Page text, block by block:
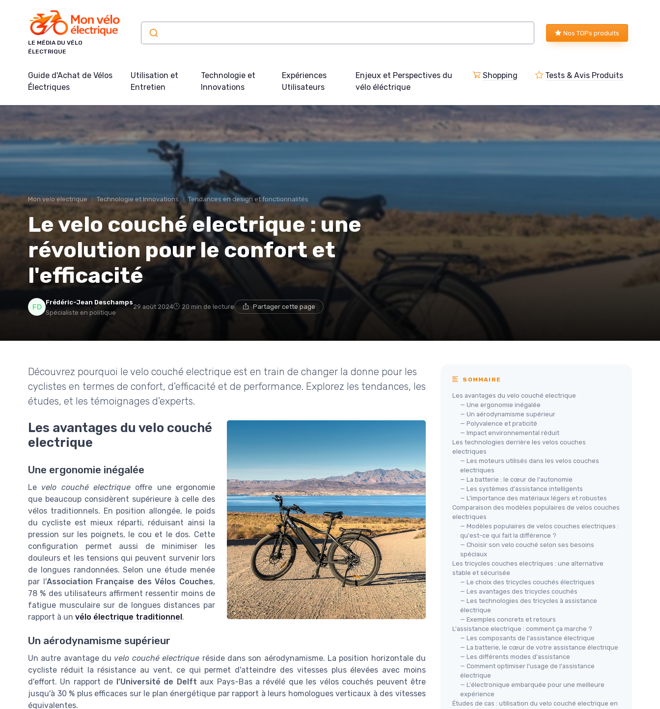
LE MÉDIA DU VÉLO
ÉLECTRIQUE
Nos TOPs produits
Guide d'Achat de Vélos
Électriques
Utilisation et
Entretien
Technologie et
Innovations
Expériences
Utilisateurs
Enjeux et Perspectives du
vélo éléctrique
Shopping Tests & Avis Produits
Mon velo electrique Technologie et Innovations Tendances en design et fonctionnalités
Le velo couché electrique : une
révolution pour le confort et
l'efficacité
Frédéric-Jean Deschamps
Spécialiste en politique
29 août 2024 20 min de lecture Partager cette page
Découvrez pourquoi le velo couché electrique est en train de changer la donne pour les
cyclistes en termes de confort, d'efficacité et de performance. Explorez les tendances, les
études, et les témoignages d'experts.
Les avantages du velo couché
electrique
Une ergonomie inégalée
Le velo couché electrique offre une ergonomie
que beaucoup considèrent supérieure à celle des
vélos traditionnels. En position allongée, le poids
du cycliste est mieux réparti, réduisant ainsi la
pression sur les poignets, le cou et le dos. Cette
configuration permet aussi de minimiser les
douleurs et les tensions qui peuvent survenir lors
de longues randonnées. Selon une étude menée
par l'Association Française des Vélos Couches,
78 % des utilisateurs affirment ressentir moins de
fatigue musculaire sur de longues distances par
rapport à un vélo électrique traditionnel .
Un aérodynamisme supérieur
Un autre avantage du velo couché electrique réside dans son aérodynamisme. La position horizontale du
cycliste réduit la résistance au vent, ce qui permet d'atteindre des vitesses plus élevées avec moins
d'effort. Un rapport de l'Université de Delft aux Pays-Bas a révélé que les vélos couchés peuvent être
jusqu'à 30 % plus efficaces sur le plan énergétique par rapport à leurs homologues verticaux à des vitesses
équivalentes.
SOMMAIRE
Les avantages du velo couché electrique
— Une ergonomie inégalée
— Un aérodynamisme supérieur
— Polyvalence et praticité
— Impact environnemental réduit
Les technologies derrière les velos couches
electriques
— Les moteurs utilisés dans les velos couches
electriques
— La batterie : le cœur de l'autonomie
— Les systèmes d'assistance intelligents
— L'importance des matériaux légers et robustes
Comparaison des modèles populaires de velos couches
electriques
— Modèles populaires de velos couches electriques :
qu'est-ce qui fait la différence ?
— Choisir son velo couché selon ses besoins
spéciaux
Les tricycles couches electriques : une alternative
stable et sécurisée
— Le choix des tricycles couchés électriques
— Les avantages des tricycles couchés
— Les technologies des tricycles à assistance
électrique
— Exemples concrets et retours
L'assistance electrique : comment ça marche ?
— Les composants de l'assistance électrique
— La batterie, le cœur de votre assistance électrique
— Les différents modes d'assistance
— Comment optimiser l'usage de l'assistance
électrique
— L'électronique embarquée pour une meilleure
expérience
Études de cas : utilisation du velo couché electrique en